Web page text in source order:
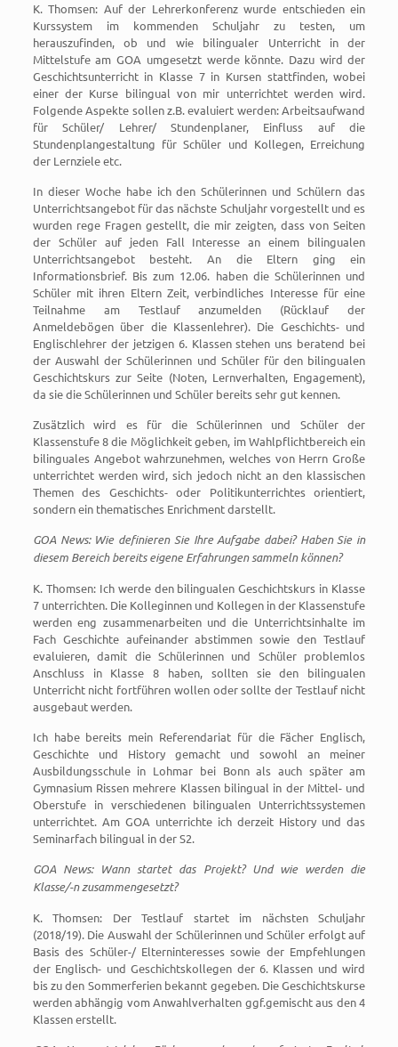
K. Thomsen: Auf der Lehrerkonferenz wurde entschieden ein
Kurssystem im kommenden Schuljahr zu testen, um
herauszufinden, ob und wie bilingualer Unterricht in der
Mittelstufe am GOA umgesetzt werde könnte. Dazu wird der
Geschichtsunterricht in Klasse 7 in Kursen stattfinden, wobei
einer der Kurse bilingual von mir unterrichtet werden wird.
Folgende Aspekte sollen z.B. evaluiert werden: Arbeitsaufwand
für Schüler/ Lehrer/ Stundenplaner, Einfluss auf die
Stundenplangestaltung für Schüler und Kollegen, Erreichung
der Lernziele etc.
In dieser Woche habe ich den Schülerinnen und Schülern das
Unterrichtsangebot für das nächste Schuljahr vorgestellt und es
wurden rege Fragen gestellt, die mir zeigten, dass von Seiten
der Schüler auf jeden Fall Interesse an einem bilingualen
Unterrichtsangebot besteht. An die Eltern ging ein
Informationsbrief. Bis zum 12.06. haben die Schülerinnen und
Schüler mit ihren Eltern Zeit, verbindliches Interesse für eine
Teilnahme am Testlauf anzumelden (Rücklauf der
Anmeldebögen über die Klassenlehrer). Die Geschichts- und
Englischlehrer der jetzigen 6. Klassen stehen uns beratend bei
der Auswahl der Schülerinnen und Schüler für den bilingualen
Geschichtskurs zur Seite (Noten, Lernverhalten, Engagement),
da sie die Schülerinnen und Schüler bereits sehr gut kennen.
Zusätzlich wird es für die Schülerinnen und Schüler der
Klassenstufe 8 die Möglichkeit geben, im Wahlpflichtbereich ein
bilinguales Angebot wahrzunehmen, welches von Herrn Große
unterrichtet werden wird, sich jedoch nicht an den klassischen
Themen des Geschichts- oder Politikunterrichtes orientiert,
sondern ein thematisches Enrichment darstellt.
GOA News: Wie definieren Sie Ihre Aufgabe dabei? Haben Sie in
diesem Bereich bereits eigene Erfahrungen sammeln können?
K. Thomsen: Ich werde den bilingualen Geschichtskurs in Klasse
7 unterrichten. Die Kolleginnen und Kollegen in der Klassenstufe
werden eng zusammenarbeiten und die Unterrichtsinhalte im
Fach Geschichte aufeinander abstimmen sowie den Testlauf
evaluieren, damit die Schülerinnen und Schüler problemlos
Anschluss in Klasse 8 haben, sollten sie den bilingualen
Unterricht nicht fortführen wollen oder sollte der Testlauf nicht
ausgebaut werden.
Ich habe bereits mein Referendariat für die Fächer Englisch,
Geschichte und History gemacht und sowohl an meiner
Ausbildungsschule in Lohmar bei Bonn als auch später am
Gymnasium Rissen mehrere Klassen bilingual in der Mittel- und
Oberstufe in verschiedenen bilingualen Unterrichtssystemen
unterrichtet. Am GOA unterrichte ich derzeit History und das
Seminarfach bilingual in der S2.
GOA News: Wann startet das Projekt? Und wie werden die
Klasse/-n zusammengesetzt?
K. Thomsen: Der Testlauf startet im nächsten Schuljahr
(2018/19). Die Auswahl der Schülerinnen und Schüler erfolgt auf
Basis des Schüler-/ Elterninteresses sowie der Empfehlungen
der Englisch- und Geschichtskollegen der 6. Klassen und wird
bis zu den Sommerferien bekannt gegeben. Die Geschichtskurse
werden abhängig vom Anwahlverhalten ggf.gemischt aus den 4
Klassen erstellt.